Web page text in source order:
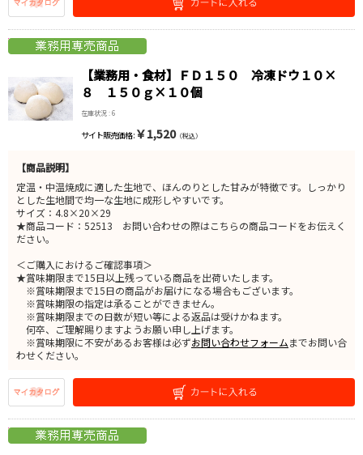
【業務用・食材】ＦＤ１５０ 冷凍ドウ１０×
８ １５０ｇ×１０個
在庫状況 : 6
サイト販売価格 : ￥1,520（税込）
【商品説明】
定温・中温焼成に適した生地で、ほんのりとした甘みが特徴です。しっかり
とした生地間で均一な生地に成形しやすいです。
サイズ：4.8×20×29
★商品コード：52513 お問い合わせの際はこちらの商品コードをお伝えく
ださい。
＜ご購入におけるご確認事項＞
★賞味期限まで15日以上残っている商品を出荷いたします。
※賞味期限まで15日の商品がお届けになる場合もございます。
※賞味期限の指定は承ることができません。
※賞味期限までの日数が短い等による返品は受けかねます。
何卒、ご理解賜りますようお願い申し上げます。
※賞味期限に不安があるお客様は必ずお問い合わせフォームまでお問い合
わせください。